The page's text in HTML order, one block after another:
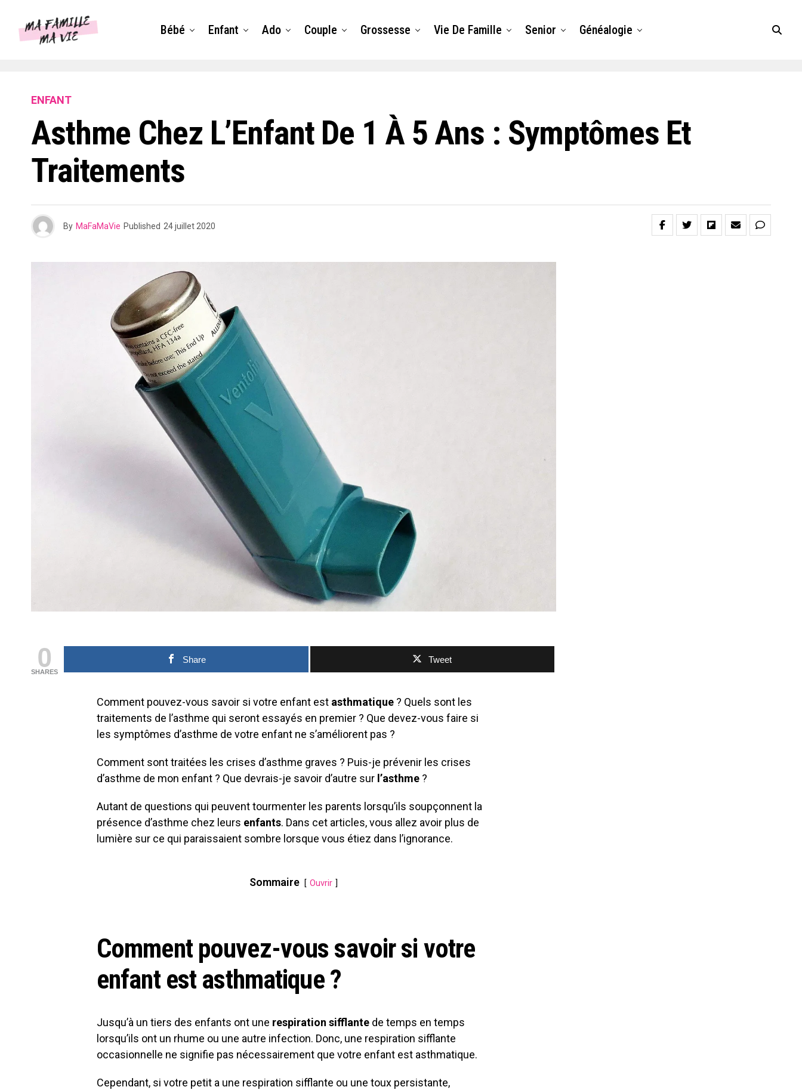
Bébé Enfant Ado Couple Grossesse Vie De Famille Senior Généalogie
ENFANT
Asthme Chez L’Enfant De 1 À 5 Ans : Symptômes Et
Traitements
By MaFaMaVie Published 24 juillet 2020
0
SHARES
Share Tweet
Comment pouvez-vous savoir si votre enfant est asthmatique ? Quels sont les
traitements de l’asthme qui seront essayés en premier ? Que devez-vous faire si
les symptômes d’asthme de votre enfant ne s’améliorent pas ?
Comment sont traitées les crises d’asthme graves ? Puis-je prévenir les crises
d’asthme de mon enfant ? Que devrais-je savoir d’autre sur l’asthme ?
Autant de questions qui peuvent tourmenter les parents lorsqu’ils soupçonnent la
présence d’asthme chez leurs enfants. Dans cet articles, vous allez avoir plus de
lumière sur ce qui paraissaient sombre lorsque vous étiez dans l’ignorance.
Sommaire Ouvrir
Comment pouvez-vous savoir si votre
enfant est asthmatique ?
Jusqu’à un tiers des enfants ont une respiration sifflante de temps en temps
lorsqu’ils ont un rhume ou une autre infection. Donc, une respiration sifflante
occasionnelle ne signifie pas nécessairement que votre enfant est asthmatique.
Cependant, si votre petit a une respiration sifflante ou une toux persistante,